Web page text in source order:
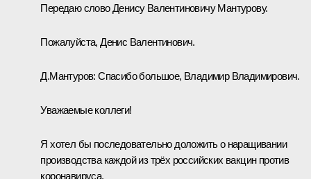
Передаю слово Денису Валентиновичу Мантурову.
Пожалуйста, Денис Валентинович.
Д.Мантуров: Спасибо большое, Владимир Владимирович.
Уважаемые коллеги!
Я хотел бы последовательно доложить о наращивании
производства каждой из трёх российских вакцин против
коронавируса.